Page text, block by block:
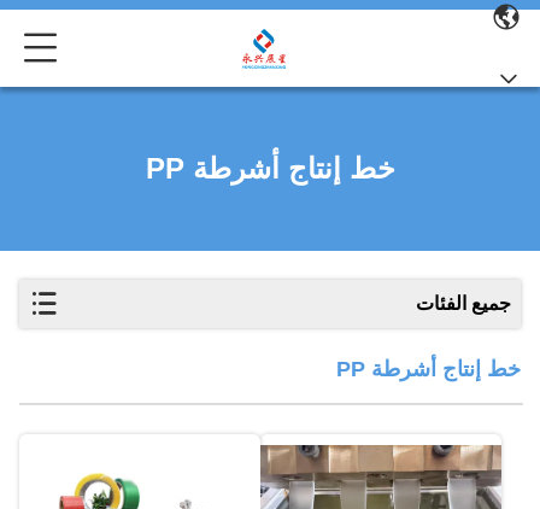
خط إنتاج أشرطة PP
جميع الفئات
خط إنتاج أشرطة PP